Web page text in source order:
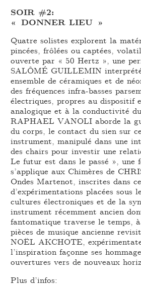
SOIR #2:
« DONNER LIEU »
Quatre solistes explorent la
pincées, frôlées ou captées,
ouverte par « 50 Hertz », une
SALÔMÉ GUILLEMIN
ensemble de céramiques et de
des fréquences infra-basses
électriques, propres au dispositif
analogique et à la conductivité
RAPHAEL VANOLI aborde la
du corps, le contact du sien sur
instrument, manipulé dans une
des chairs pour investir une
Le futur est dans le passé », une
s’applique aux Chimères de
Ondes Martenot, inscrites dans
d’expérimentations placées sous
cultures électroniques et de la
instrument récemment ancien
fantomatique traverse le temps,
pièces de musique ancienne
NOËL AKCHOTE,
l’inspiration façonne ses
ouvertures vers de nouveaux
Plus d’infos: